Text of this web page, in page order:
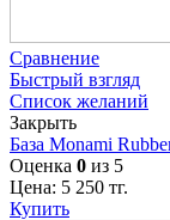
Сравнение
Быстрый взгляд
Список желаний
Закрыть
База Monami
Оценка 0 из 5
Цена: 5 250 тг.
Купить